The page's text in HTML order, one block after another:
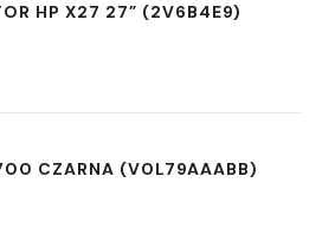
HP X27 27” (2V6B4E9)
CZARNA (V0L79AAABB)